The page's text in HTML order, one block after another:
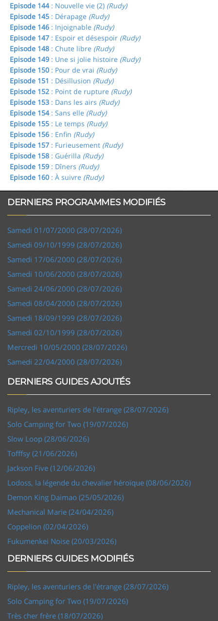
Episode 144: Nouvelle vie (2) (Rudy)
Episode 145 : Dérapage (Rudy)
Episode 146 : Injoignable (Rudy)
Episode 147 : Espoir et désespoir (Rudy)
Episode 148 : Chute libre (Rudy)
Episode 149 : Une si jolie histoire (Rudy)
Episode 150 : Pour de vrai (Rudy)
Episode 151 : Désillusion (Rudy)
Episode 152 : Point de rupture (Rudy)
Episode 153 : Dans les airs (Rudy)
Episode 154: Sans elle (Rudy)
Episode 155 : Le temps (Rudy)
Episode 156 : Enfin (Rudy)
Episode 157 : Furieusement (Rudy)
Episode 158 : Guérilla (Rudy)
Episode 159 : Dîners (Rudy)
Episode 160 : À suivre (Rudy)
DERNIERS PROGRAMMES MODIFIÉS
Samedi 01/07/2000 (28/07/2026)
Samedi 09/10/1999 (28/07/2026)
Samedi 17/06/2000 (28/07/2026)
Samedi 10/06/2000 (28/07/2026)
Samedi 24/06/2000 (28/07/2026)
Samedi 08/04/2000 (28/07/2026)
Samedi 18/09/1999 (28/07/2026)
Samedi 02/10/1999 (28/07/2026)
Mercredi 10/05/2000 (28/07/2026)
Samedi 22/04/2000 (28/07/2026)
DERNIERS GUIDES AJOUTÉS
Ripley, les aventuriers de l'étrange (28/07/2026)
Solo Camping for Two (19/07/2026)
Slow Loop (28/06/2026)
Tofffsy (21/06/2026)
Jackson Five (12/06/2026)
Lodoss, la légende du chevalier héroïque (08/06/2026)
Demon King Daimao (25/05/2026)
Mechanical Marie (24/04/2026)
Coppelion (02/04/2026)
Fukumenkei Noise (20/03/2026)
DERNIERS GUIDES MODIFIÉS
Ripley, les aventuriers de l'étrange (28/07/2026)
Solo Camping for Two (19/07/2026)
Très cher frère (18/07/2026)